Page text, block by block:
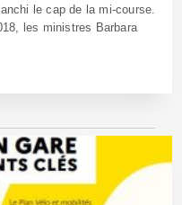
le cap de la mi-course.
les ministres Barbara